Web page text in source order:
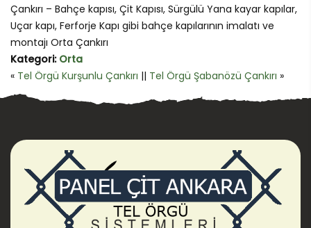
Çankırı – Bahçe kapısı, Çit Kapısı, Sürgülü Yana kayar kapılar,
Uçar kapı, Ferforje Kapı gibi bahçe kapılarının imalatı ve
montajı Orta Çankırı
Kategori: Orta
« Tel Örgü Kurşunlu Çankırı || Tel Örgü Şabanözü Çankırı »